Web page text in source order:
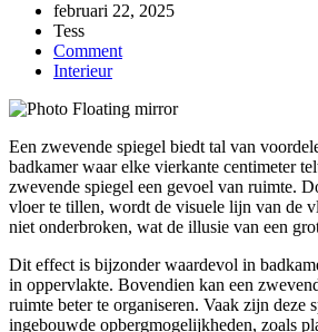
februari 22, 2025
Tess
Comment
Interieur
Een zwevende spiegel biedt tal van
badkamer waar elke vierkante centimeter
zwevende spiegel een gevoel van ruimte.
vloer te tillen, wordt de visuele lijn van de
niet onderbroken, wat de illusie van een
Dit effect is bijzonder waardevol in
in oppervlakte. Bovendien kan een
ruimte beter te organiseren. Vaak zijn deze
ingebouwde opbergmogelijkheden, zoals